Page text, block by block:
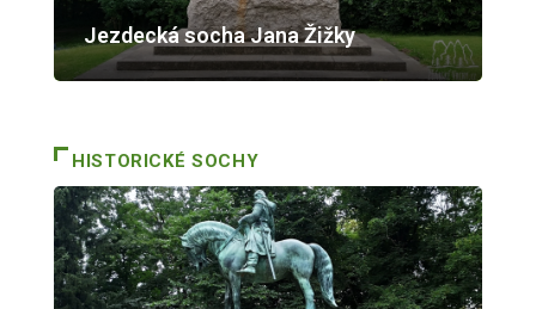
Jezdecká socha Jana Žižky
HISTORICKÉ SOCHY